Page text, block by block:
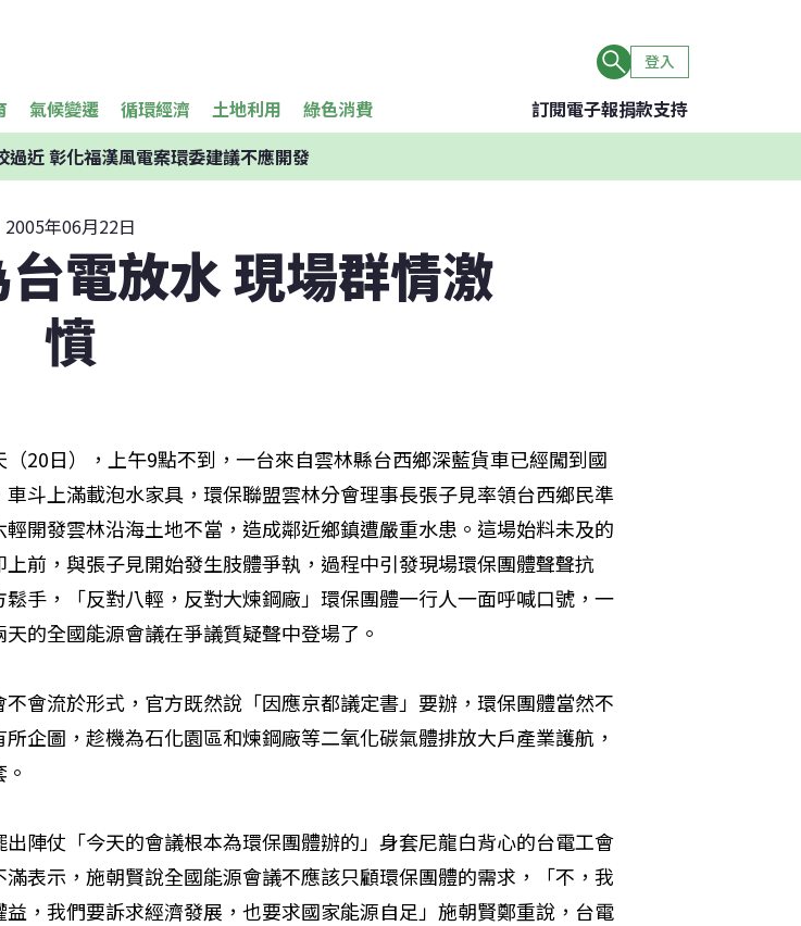
登入
氣候變遷 循環經濟 土地利用 綠色消費 訂閱電子報捐款支持
過近 彰化福漢風電案環委建議不應開發
2005年06月22日
電放水 現場群情激
憤
20日），上午9點不到，一台來自雲林縣台西鄉深藍貨車已經闖到國
斗上滿載泡水家具，環保聯盟雲林分會理事長張子見率領台西鄉民準
開發雲林沿海土地不當，造成鄰近鄉鎮遭嚴重水患。這場始料未及的
前，與張子見開始發生肢體爭執，過程中引發現場環保團體聲聲抗
手，「反對八輕，反對大煉鋼廠」環保團體一行人一面呼喊口號，一
的全國能源會議在爭議質疑聲中登場了。
會流於形式，官方既然說「因應京都議定書」要辦，環保團體當然不
企圖，趁機為石化園區和煉鋼廠等二氧化碳氣體排放大戶產業護航，
陣仗「今天的會議根本為環保團體辦的」身套尼龍白背心的台電工會
表示，施朝賢說全國能源會議不應該只顧環保團體的需求，「不，我
，我們要訴求經濟發展，也要求國家能源自足」施朝賢鄭重說，台電